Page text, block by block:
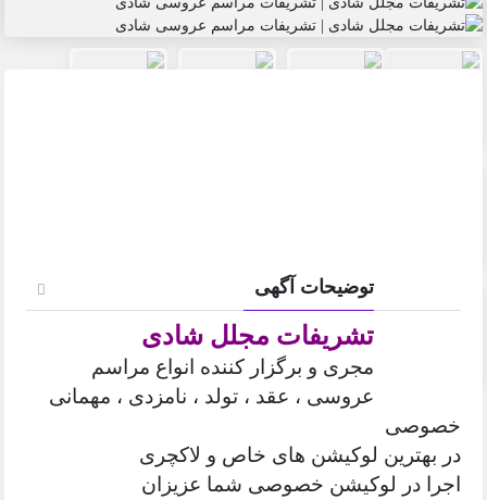
توضیحات آگهی
تشریفات مجلل شادی
مجری و برگزار کننده انواع مراسم
عروسی ، عقد ، تولد ، نامزدی ، مهمانی
خصوصی
در بهترین لوکیشن های خاص و لاکچری
اجرا در لوکیشن خصوصی شما عزیزان